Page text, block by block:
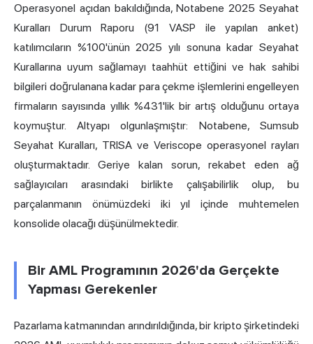
Operasyonel açıdan bakıldığında, Notabene 2025 Seyahat
Kuralları Durum Raporu (91 VASP ile yapılan anket)
katılımcıların %100'ünün 2025 yılı sonuna kadar Seyahat
Kurallarına uyum sağlamayı taahhüt ettiğini ve hak sahibi
bilgileri doğrulanana kadar para çekme işlemlerini engelleyen
firmaların sayısında yıllık %431'lik bir artış olduğunu ortaya
koymuştur. Altyapı olgunlaşmıştır: Notabene, Sumsub
Seyahat Kuralları, TRISA ve Veriscope operasyonel rayları
oluşturmaktadır. Geriye kalan sorun, rekabet eden ağ
sağlayıcıları arasındaki birlikte çalışabilirlik olup, bu
parçalanmanın önümüzdeki iki yıl içinde muhtemelen
konsolide olacağı düşünülmektedir.
Bir AML Programının 2026'da Gerçekte
Yapması Gerekenler
Pazarlama katmanından arındırıldığında, bir kripto şirketindeki